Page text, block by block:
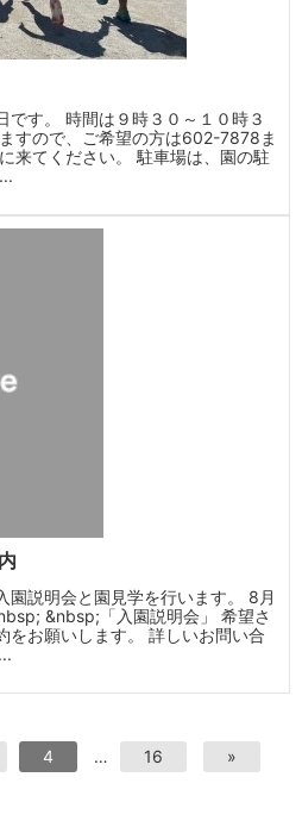
です。 時間は９時３０～１０時３
すので、ご希望の方は602-7878ま
来てください。 駐車場は、園の駐
園説明会と園見学を行います。 8月
&nbsp;「入園説明会」 希望さ
をお願いします。 詳しいお問い合
4 … 16 »